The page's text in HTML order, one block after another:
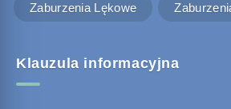
Zaburzenia Lękowe
Klauzula informacyjna